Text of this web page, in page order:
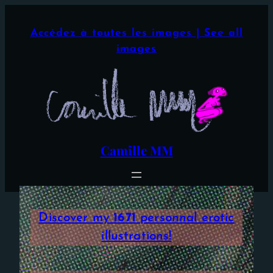
Accédez à toutes les images | See all
images
Camille MM
Discover my1671personnal erotic
illustrations!